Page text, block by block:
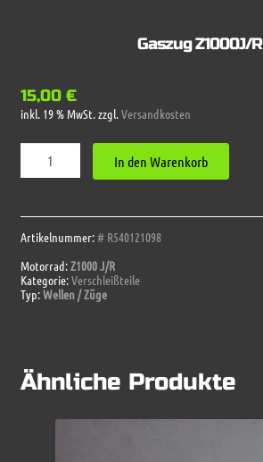
Gaszug Z1000J/R
15,00 €
inkl. 19 % MwSt.zzgl.Versandkosten
Z1000J/R
In den Warenkorb
Artikelnummer:# R540121098
Motorrad:Z1000 J/R
Kategorie:Verschleißteile
Typ:Wellen / Züge
Ähnliche Produkte